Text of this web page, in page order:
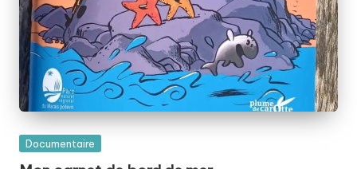
Posted
Documentaire